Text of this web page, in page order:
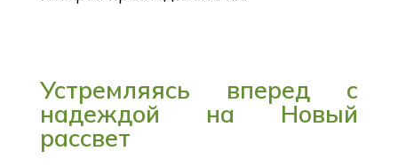
Устремляясь вперед с
надеждой на Новый
рассвет